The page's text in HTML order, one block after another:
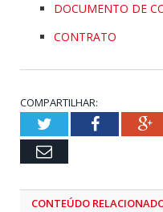
DOCUMENTO DE
CONTRATO
COMPARTILHAR:
TwitterFacebook
Email
CONTEÚDO